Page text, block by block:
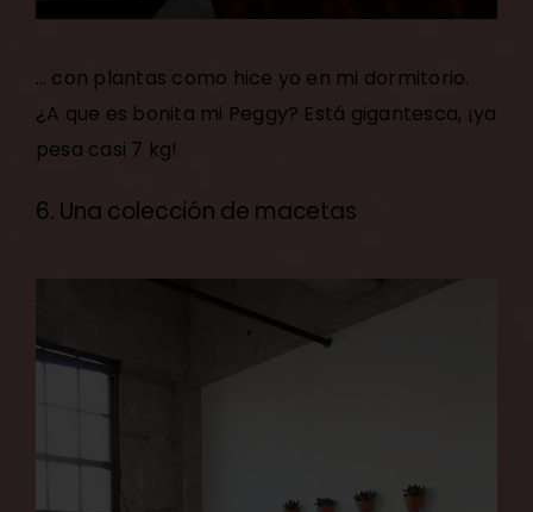
… con plantas como hice yo en mi dormitorio.
¿A que es bonita mi Peggy? Está gigantesca, ¡ya
pesa casi 7 kg!
6. Una colección de macetas